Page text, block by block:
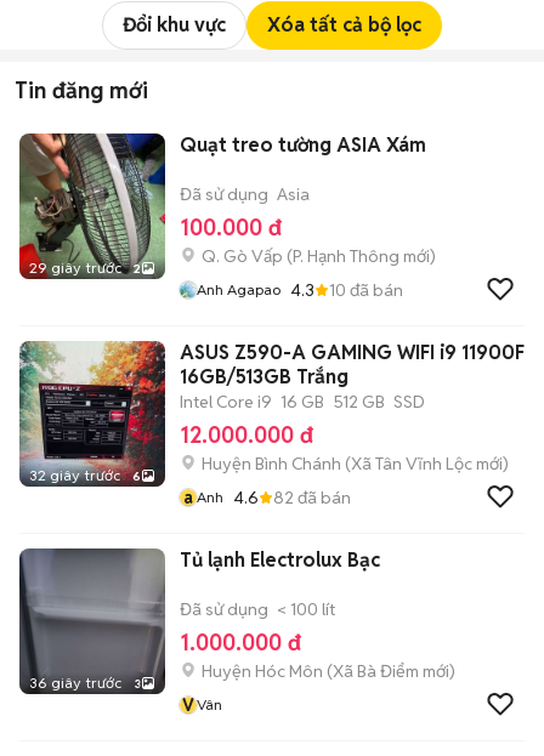
Đổi khu vực Xóa tất cả bộ lọc
Tin đăng mới
29 giây trước 2
Quạt treo tường ASIA Xám
Đã sử dụng Asia
100.000 đ
Q. Gò Vấp (P. Hạnh Thông mới)
Anh Agapao 4.3 10 đã bán
32 giây trước 6
ASUS Z590-A GAMING WIFI i9 11900F
16GB/513GB Trắng
Intel Core i9 16 GB 512 GB SSD
12.000.000 đ
Huyện Bình Chánh (Xã Tân Vĩnh Lộc mới)
a Anh 4.6 82 đã bán
36 giây trước 3
Tủ lạnh Electrolux Bạc
Đã sử dụng < 100 lít
1.000.000 đ
Huyện Hóc Môn (Xã Bà Điểm mới)
VVân